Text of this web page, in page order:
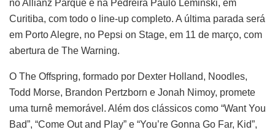
no Allianz Parque e na Pedreira Paulo Leminski, em
Curitiba, com todo o line-up completo. A última parada será
em Porto Alegre, no Pepsi on Stage, em 11 de março, com
abertura de The Warning.
O The Offspring, formado por Dexter Holland, Noodles,
Todd Morse, Brandon Pertzborn e Jonah Nimoy, promete
uma turnê memorável. Além dos clássicos como “Want You
Bad”, “Come Out and Play” e “You’re Gonna Go Far, Kid”,